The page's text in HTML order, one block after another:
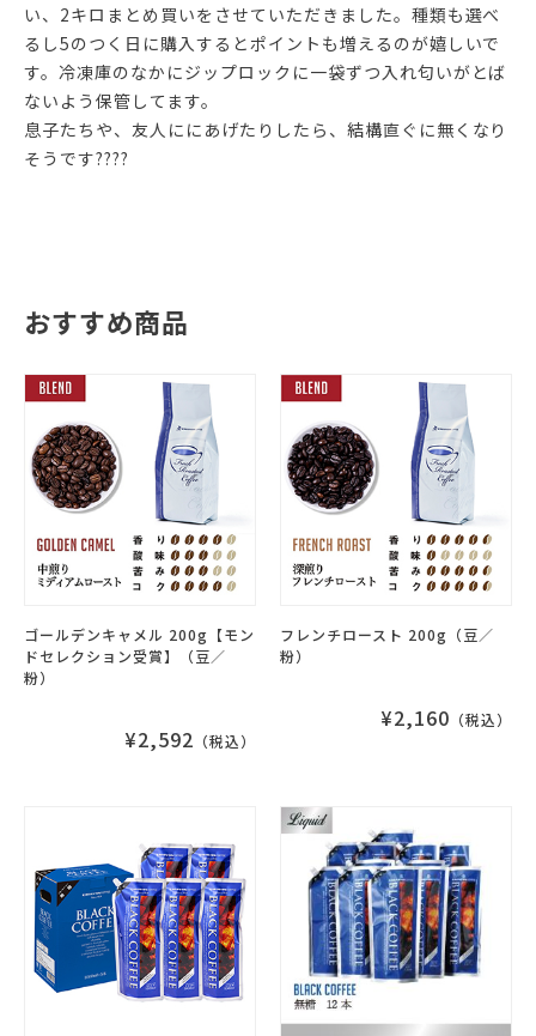
い、2キロまとめ買いをさせていただきました。種類も選べ
るし5のつく日に購入するとポイントも増えるのが嬉しいで
す。冷凍庫のなかにジップロックに一袋ずつ入れ匂いがとば
ないよう保管してます。
息子たちや、友人ににあげたりしたら、結構直ぐに無くなり
そうです????
おすすめ商品
ゴールデンキャメル 200g【モン
ドセレクション受賞】（豆／
粉）
¥2,592 （税込）
フレンチロースト 200g（豆／
粉）
¥2,160 （税込）